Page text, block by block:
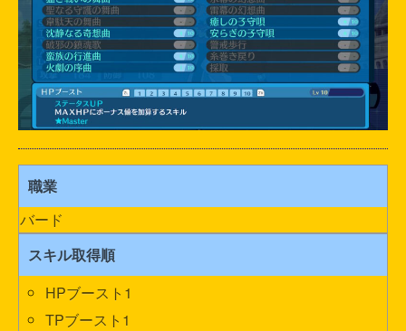
職業
バード
スキル取得順
HPブースト1
TPブースト1